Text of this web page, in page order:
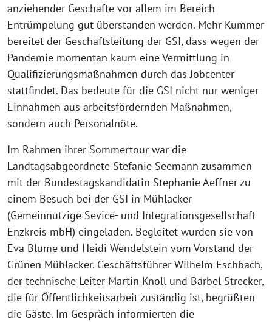
anziehender Geschäfte vor allem im Bereich
Entrümpelung gut überstanden werden. Mehr Kummer
bereitet der Geschäftsleitung der GSI, dass wegen der
Pandemie momentan kaum eine Vermittlung in
Qualifizierungsmaßnahmen durch das Jobcenter
stattfindet. Das bedeute für die GSI nicht nur weniger
Einnahmen aus arbeitsfördernden Maßnahmen,
sondern auch Personalnöte.
Im Rahmen ihrer Sommertour war die
Landtagsabgeordnete Stefanie Seemann zusammen
mit der Bundestagskandidatin Stephanie Aeffner zu
einem Besuch bei der GSI in Mühlacker
(Gemeinnützige Sevice- und Integrationsgesellschaft
Enzkreis mbH) eingeladen. Begleitet wurden sie von
Eva Blume und Heidi Wendelstein vom Vorstand der
Grünen Mühlacker. Geschäftsführer Wilhelm Eschbach,
der technische Leiter Martin Knoll und Bärbel Strecker,
die für Öffentlichkeitsarbeit zuständig ist, begrüßten
die Gäste. Im Gespräch informierten die